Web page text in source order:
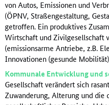
von Autos, Emissionen und
(ÖPNV, Straßengestaltung,
getroffen. Ein produktives
Wirtschaft und Zivilgesellschaft
(emissionsarme Antriebe, z.B.
Innovationen (gesunde
Kommunale Entwicklung und
Gesellschaft verändert sich
Zuwanderung, Alterung und die